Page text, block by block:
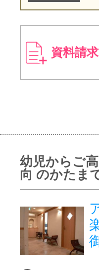
資料請
幼児からご
向 のかたま